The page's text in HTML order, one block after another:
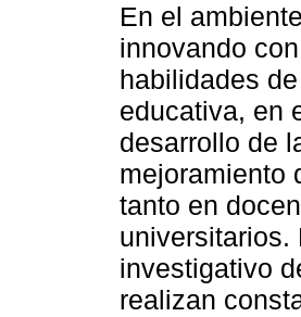
En el
innovando
habilidades
educativa, en
desarrollo de
mejoramiento
tanto en
universitarios.
investigativo
realizan